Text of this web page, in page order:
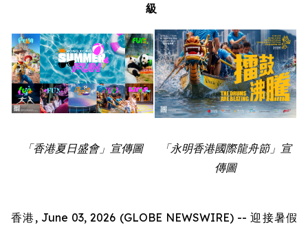
級
「香港夏日盛會」宣傳圖
「永明香港國際龍舟節」宣
傳圖
香港, June 03, 2026 (GLOBE NEWSWIRE) -- 迎接暑假